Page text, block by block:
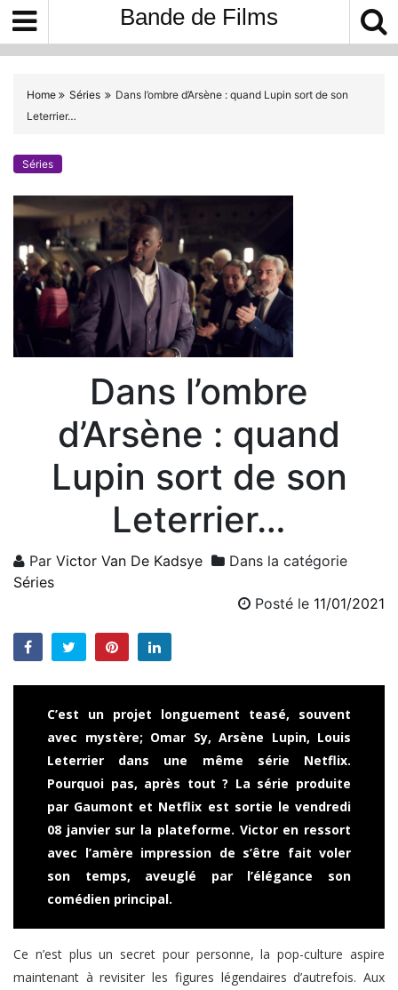
i
Bande de Films
Home Séries
Dans l’ombre d’Arsène : quand Lupin sort de son
Leterrier…
Séries
Dans l’ombre
d’Arsène : quand
Lupin sort de son
Leterrier…
Par Victor Van De Kadsye
Dans la catégorie
Séries
Posté le 11/01/2021
C’est un projet longuement teasé, souvent
avec mystère; Omar Sy, Arsène Lupin, Louis
Leterrier dans une même série Netflix.
Pourquoi pas, après tout ? La série produite
par Gaumont et Netflix est sortie le vendredi
08 janvier sur la plateforme. Victor en ressort
avec l’amère impression de s’être fait voler
son temps, aveuglé par l’élégance son
comédien principal.
Ce n’est plus un secret pour personne, la pop-culture aspire
maintenant à revisiter les figures légendaires d’autrefois. Aux